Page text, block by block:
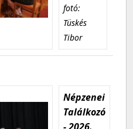
fotó:
Tüskés
Tibor
Népzenei
Találkozó